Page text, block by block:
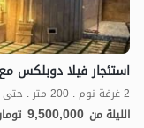
استئجار فيلا دوبلكس
2 غرفة نوم . 200 متر . حتى 10 ضيف
الليلة من 9,500,000